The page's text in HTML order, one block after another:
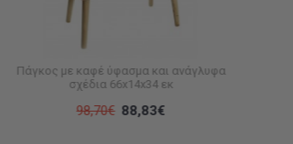
Πάγκος με καφέ ύφασμα και ανάγλυφα
σχέδια 66x14x34 εκ
98,70€ 88,83€